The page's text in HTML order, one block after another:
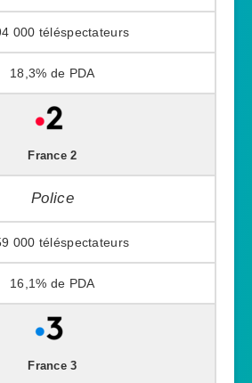
000
18,3%
France 2
Police
000
16,1%
France 3